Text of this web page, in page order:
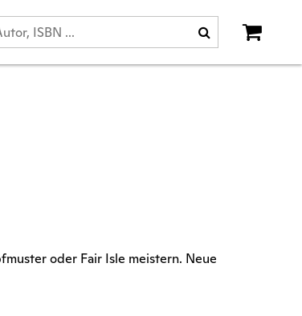
oder Fair Isle meistern. Neue